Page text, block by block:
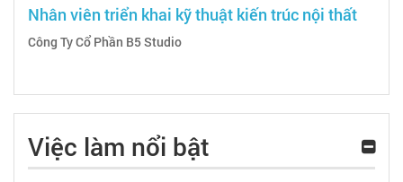
Nhân viên triển khai kỹ thuật kiến trúc nội thất
Công Ty Cổ Phần B5 Studio
Việc làm nổi bật